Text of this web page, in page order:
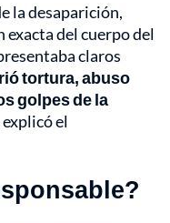
la desaparición,
del cuerpo del
claros
tortura, abuso
golpes de la
explicó el